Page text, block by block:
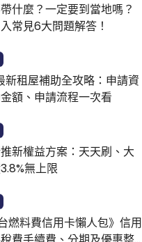
過年國道這樣走更好走
交通管制常見問題Q&A
什麼？一定要到當地嗎？
常見6大問題解答！
租屋補助全攻略：申請資
額、申請流程一次看
新權益方案：天天刷、大
無上限
燃料費信用卡懶人包》信用